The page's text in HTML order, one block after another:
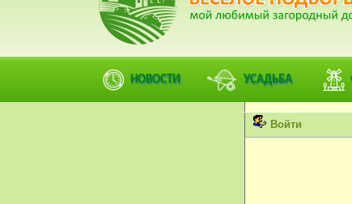
НОВОСТИ УСАДЬБА
Вы не можете
Пожалуйста,
Войти